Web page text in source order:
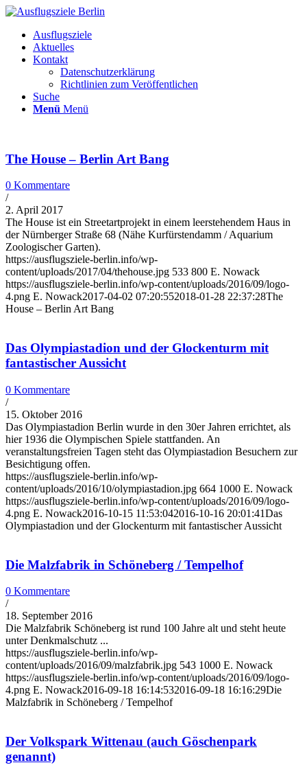
Ausflugsziele
Aktuelles
Kontakt
Datenschutzerklärung
Richtlinien zum Veröffentlichen
Suche
Menü Menü
The House – Berlin Art Bang
0 Kommentare
/
2. April 2017
The House ist ein Streetartprojekt in einem leerstehendem Haus in
der Nürnberger Straße 68 (Nähe Kurfürstendamm / Aquarium
Zoologischer Garten).
https://ausflugsziele-berlin.info/wp-
content/uploads/2017/04/thehouse.jpg 533 800 E. Nowack
https://ausflugsziele-berlin.info/wp-content/uploads/2016/09/logo-
4.png E. Nowack2017-04-02 07:20:552018-01-28 22:37:28The
House – Berlin Art Bang
Das Olympiastadion und der Glockenturm mit
fantastischer Aussicht
0 Kommentare
/
15. Oktober 2016
Das Olympiastadion Berlin wurde in den 30er Jahren errichtet, als
hier 1936 die Olympischen Spiele stattfanden. An
veranstaltungsfreien Tagen steht das Olympiastadion Besuchern zur
Besichtigung offen.
https://ausflugsziele-berlin.info/wp-
content/uploads/2016/10/olympiastadion.jpg 664 1000 E. Nowack
https://ausflugsziele-berlin.info/wp-content/uploads/2016/09/logo-
4.png E. Nowack2016-10-15 11:53:042016-10-16 20:01:41Das
Olympiastadion und der Glockenturm mit fantastischer Aussicht
Die Malzfabrik in Schöneberg / Tempelhof
0 Kommentare
/
18. September 2016
Die Malzfabrik Schöneberg ist rund 100 Jahre alt und steht heute
unter Denkmalschutz ...
https://ausflugsziele-berlin.info/wp-
content/uploads/2016/09/malzfabrik.jpg 543 1000 E. Nowack
https://ausflugsziele-berlin.info/wp-content/uploads/2016/09/logo-
4.png E. Nowack2016-09-18 16:14:532016-09-18 16:16:29Die
Malzfabrik in Schöneberg / Tempelhof
Der Volkspark Wittenau (auch Göschenpark
genannt)